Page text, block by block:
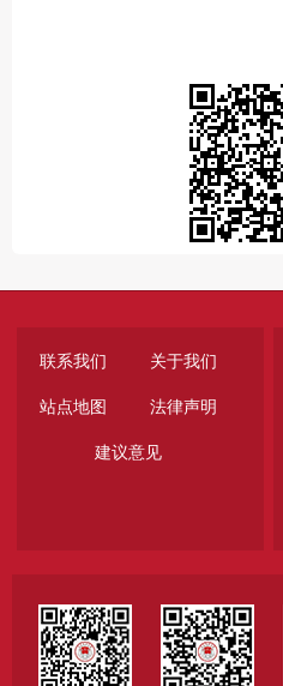
联系我们 关于我们
站点地图 法律声明
建议意见